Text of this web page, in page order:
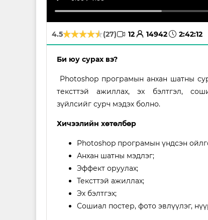
4.5 (27) 12avatar 14942time 2:42:12
Би юу сурах вэ?
Photoshop програмын анхан шатны
тексттэй ажиллах, эх бэлтгэл,
зүйлсийг сурч мэдэх болно.
Хичээлийн хөтөлбөр
Photoshop програмын үндсэн
Анхан шатны мэдлэг;
Эффект оруулах;
Тексттэй ажиллах;
Эх бэлтгэх;
Сошиал постер, фото эвлүүлэг,